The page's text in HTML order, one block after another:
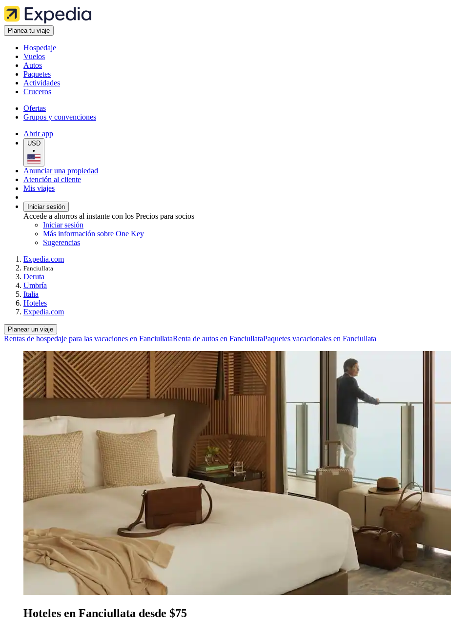
Planea tu viaje
Hospedaje
Vuelos
Autos
Paquetes
Actividades
Cruceros
Ofertas
Grupos y convenciones
Abrir app
USD
•
Anunciar una propiedad
Atención al cliente
Mis viajes
Iniciar sesión
Accede a ahorros al instante con los Precios para socios
Iniciar sesión
Más información sobre One Key
Sugerencias
Expedia.com
Fanciullata
Deruta
Umbría
Italia
Hoteles
Expedia.com
Planear un viaje
Rentas de hospedaje para las vacaciones en FanciullataRenta de autos en FanciullataPaquetes vacacionales en Fanciullata
Hoteles en Fanciullata desde $75